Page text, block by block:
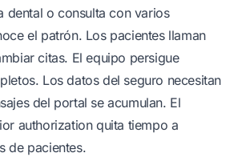
dental o consulta con varios
el patrón. Los pacientes llaman
citas. El equipo persigue
Los datos del seguro necesitan
del portal se acumulan. El
authorization quita tiempo a
de pacientes.